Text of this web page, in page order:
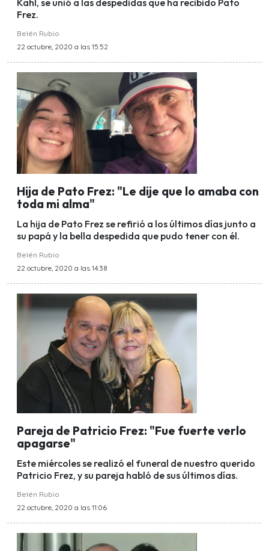
Frez.
Belén Rubio
22 octubre, 2020 a las 15:52
Hija de Pato Frez: "Le dije que lo amaba con
toda mi alma"
La hija de Pato Frez se refirió a los últimos días junto a
su papá y la bella despedida que pudo tener con él.
Belén Rubio
22 octubre, 2020 a las 14:38
Pareja de Patricio Frez: "Fue fuerte verlo
apagarse"
Este miércoles se realizó el funeral de nuestro querido
Patricio Frez, y su pareja habló de sus últimos días.
Belén Rubio
22 octubre, 2020 a las 11:06